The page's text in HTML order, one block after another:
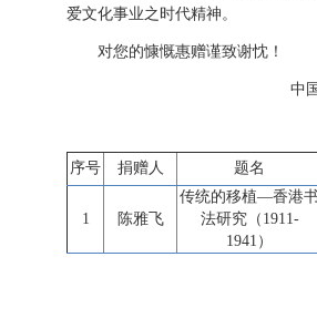
爱文化事业之时代精神。
对您的慷慨惠赠谨致谢忱！
中
序号 捐赠人 题名
1 陈雅飞
传统的移植—香港书
法研究（1911-
1941）